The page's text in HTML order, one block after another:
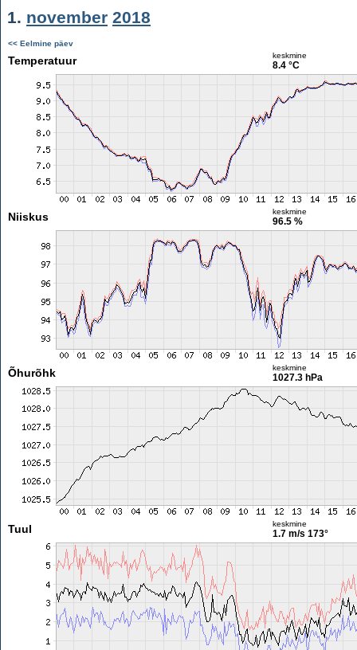
1. november 2018
<< Eelmine päev
Temperatuur keskmine
8.4 °C
Niiskus keskmine
96.5 %
Õhurõhk keskmine
1027.3 hPa
Tuul keskmine
1.7 m/s 173°